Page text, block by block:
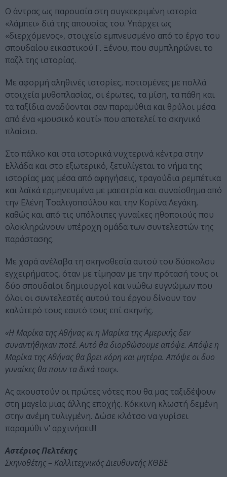
Ο άντρας ως παρουσία στη συγκεκριμένη ιστορία
«λάμπει» διά της απουσίας του. Υπάρχει ως
«διερχόμενος», στοιχείο εμπνευσμένο από το έργο του
σπουδαίου εικαστικού Γ. Ξένου, που συμπληρώνει το
παζλ της ιστορίας.
Με αφορμή αληθινές ιστορίες, ποτισμένες με πολλά
στοιχεία μυθοπλασίας, οι έρωτες, τα μίση, τα πάθη και
τα ταξίδια αναδύονται σαν παραμύθια και θρύλοι μέσα
από ένα «μουσικό κουτί» που αποτελεί το σκηνικό
πλαίσιο.
Στο πάλκο και στα ιστορικά νυχτερινά κέντρα στην
Ελλάδα και στο εξωτερικό, ξετυλίγεται το νήμα της
ιστορίας μας μέσα από αφηγήσεις, τραγούδια ρεμπέτικα
και λαϊκά ερμηνευμένα με μαεστρία και συναίσθημα από
την Ελένη Τσαλιγοπούλου και την Κορίνα Λεγάκη,
καθώς και από τις υπόλοιπες γυναίκες ηθοποιούς που
ολοκληρώνουν υπέροχη ομάδα των συντελεστών της
παράστασης.
Με χαρά ανέλαβα τη σκηνοθεσία αυτού του δύσκολου
εγχειρήματος, όταν με τίμησαν με την πρότασή τους οι
δύο σπουδαίοι δημιουργοί και νιώθω ευγνώμων που
όλοι οι συντελεστές αυτού του έργου δίνουν τον
καλύτερό τους εαυτό τους επί σκηνής.
«Η Μαρίκα της Αθήνας κι η Μαρίκα της Αμερικής δεν
συναντήθηκαν ποτέ. Αυτό θα διορθώσουμε απόψε. Απόψε η
Μαρίκα της Αθήνας θα βρει κόρη και μητέρα. Απόψε οι δυο
γυναίκες θα πουν τα δικά τους».
Ας ακουστούν οι πρώτες νότες που θα μας ταξιδέψουν
στη μαγεία μιας άλλης εποχής. Κόκκινη κλωστή δεμένη
στην ανέμη τυλιγμένη. Δώσε κλότσο να γυρίσει
παραμύθι ν’ αρχινήσει!!!
Αστέριος Πελτέκης
Σκηνοθέτης – Καλλιτεχνικός Διευθυντής ΚΘΒΕ